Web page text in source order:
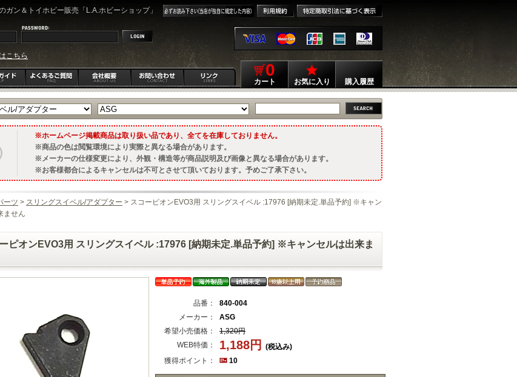
ガン＆トイホビー販売「L.A.ホビーショップ」
こちら
0
カート お気に入り 購入履歴
ホームページ掲載商品は取り扱い品であり、全てを在庫しておりません。
商品の色は閲覧環境により実際と異なる場合があります。
メーカーの仕様変更により、外観・構造等が商品説明及び画像と異なる場合があります。
お客様都合によるキャンセルは不可とさせて頂いております。予めご了承下さい。
ーツ > スリングスイベル/アダプター > スコーピオンEVO3用 スリングスイベル :17976 [納期未定.単品予約] ※キャン
ません
ピオンEVO3用 スリングスイベル :17976 [納期未定.単品予約] ※キャンセルは出来ま
品番：
840-004
メーカー：
ASG
希望小売価格：
1,320円
WEB特価：
1,188円
(税込み)
獲得ポイント：
10